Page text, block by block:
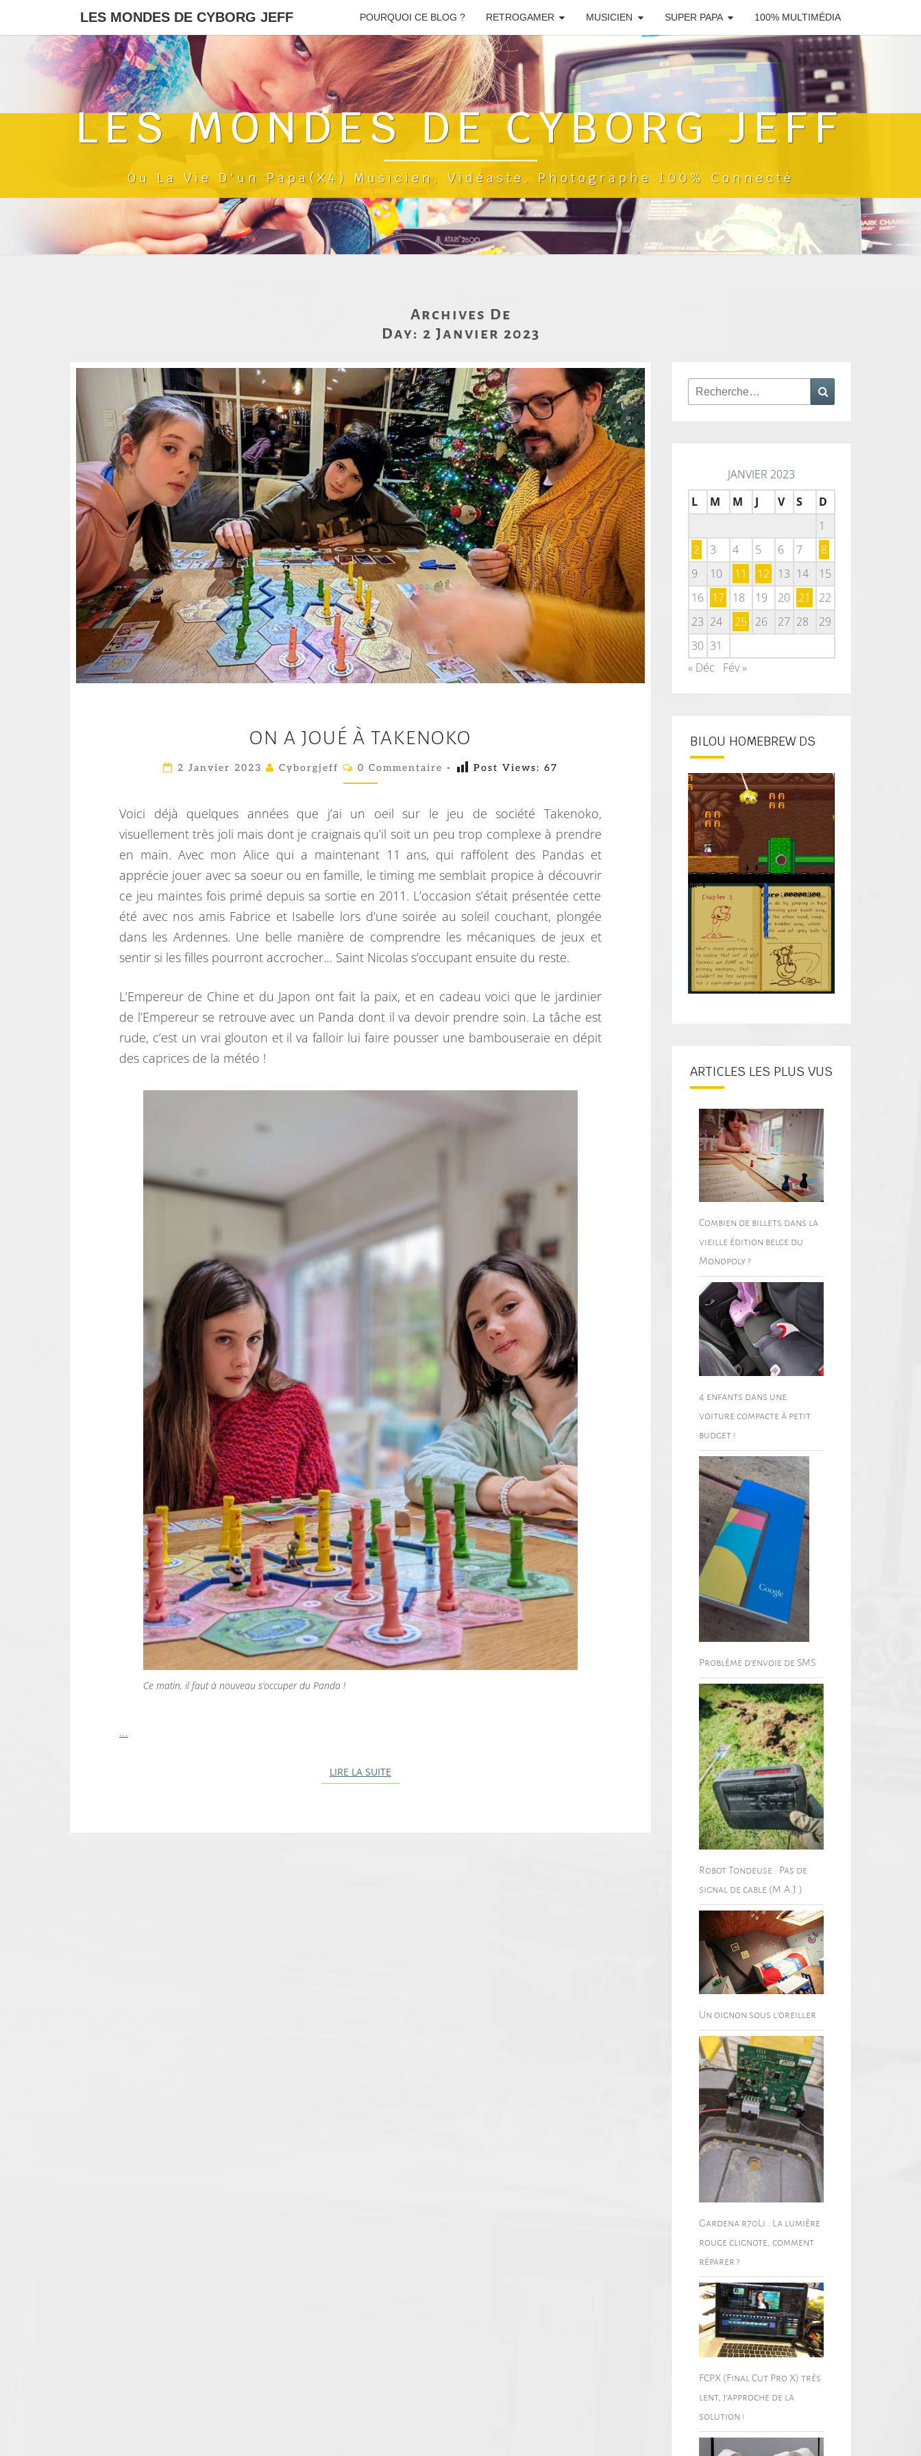
LES MONDES DE CYBORG JEFF POURQUOI CE BLOG ? RETROGAMER MUSICIEN SUPER PAPA 100% MULTIMÉDIA
LES MONDES DE CYBORG JEFF
Ou La Vie D'un Papa(x4) Musicien, Vidéaste, Photographe 100% Connecté
Archives De
Day: 2 Janvier 2023
N
A
J
À
T
O
K
O
ON A JOUÉ À TAKENOKO
2 Janvier 2023 Cyborgjeff
C
M
E
N
T
A
I
E
0 Commentaire - Post Views: 67
Voici déjà quelques années que j’ai un oeil sur le jeu de société Takenoko,
visuellement très joli mais dont je craignais qu’il soit un peu trop complexe à prendre
en main. Avec mon Alice qui a maintenant 11 ans, qui raffolent des Pandas et
apprécie jouer avec sa soeur ou en famille, le timing me semblait propice à découvrir
ce jeu maintes fois primé depuis sa sortie en 2011. L’occasion s’était présentée cette
été avec nos amis Fabrice et Isabelle lors d’une soirée au soleil couchant, plongée
dans les Ardennes. Une belle manière de comprendre les mécaniques de jeux et
sentir si les filles pourront accrocher… Saint Nicolas s’occupant ensuite du reste.
L’Empereur de Chine et du Japon ont fait la paix, et en cadeau voici que le jardinier
de l’Empereur se retrouve avec un Panda dont il va devoir prendre soin. La tâche est
rude, c’est un vrai glouton et il va falloir lui faire pousser une bambouseraie en dépit
des caprices de la météo !
Ce matin, il faut à nouveau s’occuper du Panda !
…
LIRE LA SUITE
Rechercher :
JANVIER 2023
L
M M J V S
D
1
2
3 4 5 6 7
8
9
10 11 12 13 14
15
16
17 18 19 20 21
22
23 24 25 26 27 28
29
30 31
« Déc
Fév »
BILOU HOMEBREW DS
ARTICLES LES PLUS VUS
Combien de billets dans la
vieille édition belge du
Monopoly ?
4 enfants dans une
voiture compacte à petit
budget !
Problème d’envoie de SMS
Robot Tondeuse : Pas de
signal de cable (M.A.J.)
Un oignon sous l’oreiller
Gardena r70Li : La lumière
rouge clignote, comment
réparer ?
FCPX (Final Cut Pro X) très
lent, j’approche de la
solution !